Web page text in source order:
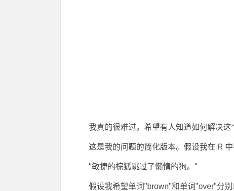
我真的很难过。希望有人知道如何解决这
这是我的问题的简化版本。假设我在 R 中
"敏捷的棕狐跳过了懒惰的狗。"
假设我希望单词"brown"和单词"over"分